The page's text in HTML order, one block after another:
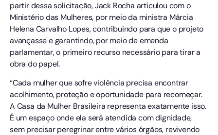
partir dessa solicitação, Jack Rocha articulou com o
Ministério das Mulheres, por meio da ministra Márcia
Helena Carvalho Lopes, contribuindo para que o projeto
avançasse e garantindo, por meio de emenda
parlamentar, o primeiro recurso necessário para tirar a
obra do papel.
“Cada mulher que sofre violência precisa encontrar
acolhimento, proteção e oportunidade para recomeçar.
A Casa da Mulher Brasileira representa exatamente isso.
É um espaço onde ela será atendida com dignidade,
sem precisar peregrinar entre vários órgãos, revivendo